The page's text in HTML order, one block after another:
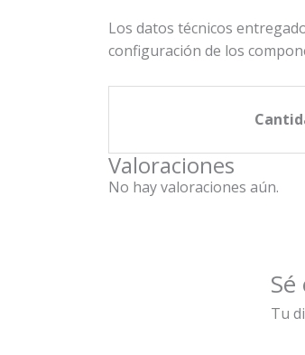
Los datos técnicos
configuración de los
Valoraciones
No hay valoraciones aún.
Tu